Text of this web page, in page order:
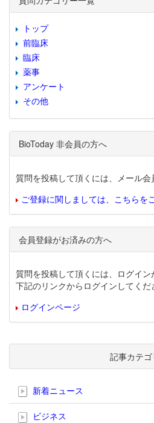
トップ
前臨床
臨床
薬事
アンケート
その他
BioToday 非会員の方へ
質問を投稿して頂くには、メール会
ご登録に関しましては、こちらを
会員登録がお済みの方へ
質問を投稿して頂くには、ログイン
下記のリンクからログインしてくだ
ログインページ
記事カテゴ
新着ニュース
ビジネス